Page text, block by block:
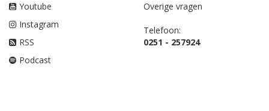
Youtube
Instagram
RSS
Podcast
Overige vragen
Telefoon:
0251 - 257924